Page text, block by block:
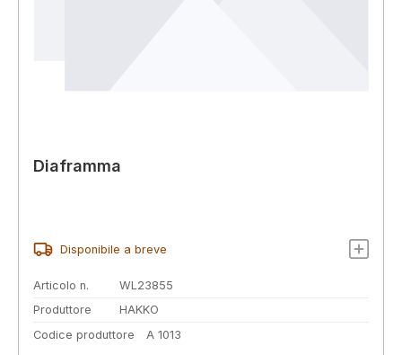
Diaframma
Disponibile a breve
Articolo n.
WL23855
Produttore
HAKKO
Codice produttore
A 1013